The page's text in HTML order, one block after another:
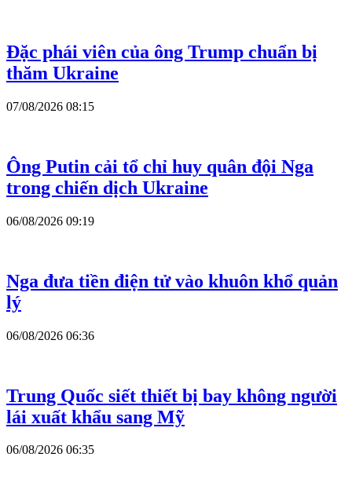
Đặc phái viên của ông Trump chuẩn bị
thăm Ukraine
07/08/2026 08:15
Ông Putin cải tổ chỉ huy quân đội Nga
trong chiến dịch Ukraine
06/08/2026 09:19
Nga đưa tiền điện tử vào khuôn khổ quản
lý
06/08/2026 06:36
Trung Quốc siết thiết bị bay không người
lái xuất khẩu sang Mỹ
06/08/2026 06:35